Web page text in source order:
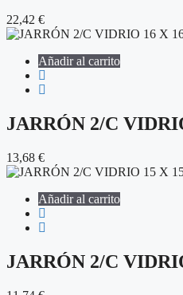
22,42 €
Añadir al carrito
JARRÓN 2/C
13,68 €
Añadir al carrito
JARRÓN 2/C